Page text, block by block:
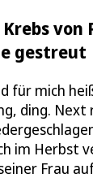
gestreut
für mich
ding. Next
im Herbst
Frau